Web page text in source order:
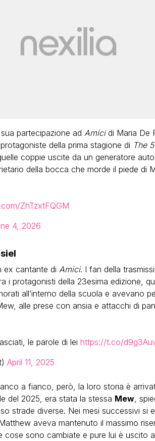
partecipazione ad Amicidi Maria De
della prima stagione di The
coppie uscite da un generatore
della bocca che morde il piede di
ZhTzxtFQGM
4, 2026
cantante di Amici. I fan della
i protagonisti della 23esima edizione,
all’interno della scuola e avevano
alle prese con ansia e attacchi di
le parole di lei https://t.co/
April 11, 2025
a fianco, però, la loro storia è
del 2025, era stata la stessa Mew,
strade diverse. Nei mesi successivi si
aveva mantenuto il massimo
cose sono cambiate e pure lui è uscito